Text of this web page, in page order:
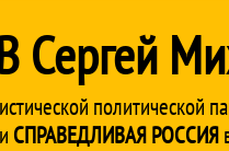
политической
СПРАВЕДЛИВАЯ РОССИЯ